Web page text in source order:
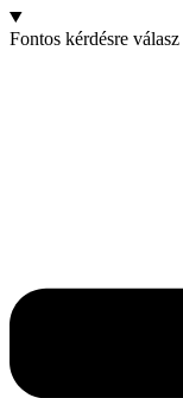
Fontos kérdésre